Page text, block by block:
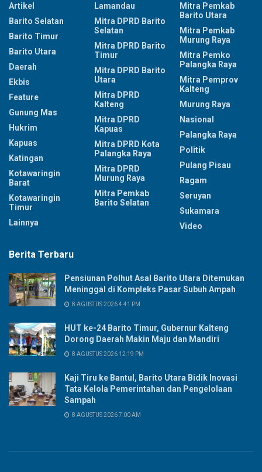
Artikel
Barito Selatan
Barito Timur
Barito Utara
Daerah
Ekbis
Feature
Gunung Mas
Hukrim
Kapuas
Katingan
Kotawaringin
Barat
Kotawaringin
Timur
Lainnya
Lamandau
Mitra DPRD Barito
Selatan
Mitra DPRD Barito
Timur
Mitra DPRD Barito
Utara
Mitra DPRD
Kalteng
Mitra DPRD
Kapuas
Mitra DPRD Kota
Palangka Raya
Mitra DPRD
Murung Raya
Mitra Pemkab
Barito Selatan
Mitra Pemkab
Barito Utara
Mitra Pemkab
Murung Raya
Mitra Pemko
Palangka Raya
Mitra Pemprov
Kalteng
Murung Raya
Nasional
Palangka Raya
Politik
Pulang Pisau
Ragam
Seruyan
Sukamara
Video
Berita Terbaru
Pensiunan Polhut Asal Barito Utara Ditemukan
Meninggal di Kompleks Pasar Subuh Ampah
8 AGUSTUS 2026 4:41 PM
HUT ke-24 Barito Timur, Gubernur Kalteng
Dorong Daerah Makin Maju dan Mandiri
8 AGUSTUS 2026 12:19 PM
Kaji Tiru ke Bantul, Barito Utara Bidik Inovasi
Tata Kelola Pemerintahan dan Pengelolaan
Sampah
8 AGUSTUS 2026 7:00 AM